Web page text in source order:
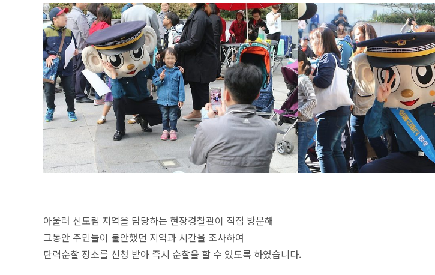
아울러 신도림 지역을 담당하는 현장경찰관이 직접 방문해
그동안 주민들이 불안했던 지역과 시간을 조사하여
탄력순찰 장소를 신청 받아 즉시 순찰을 할 수 있도록 하였습니다.